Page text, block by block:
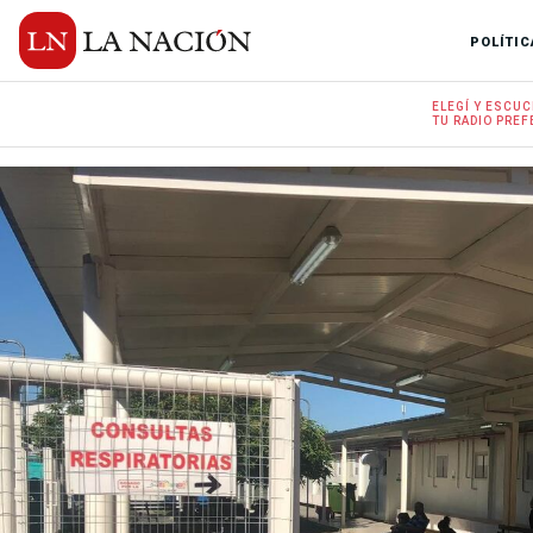
ELEGÍ Y
TU RADIO